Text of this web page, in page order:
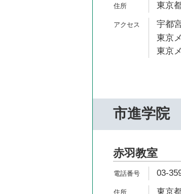
東京
宇都
東京
東京
市進学院
赤羽教室
03-
東京